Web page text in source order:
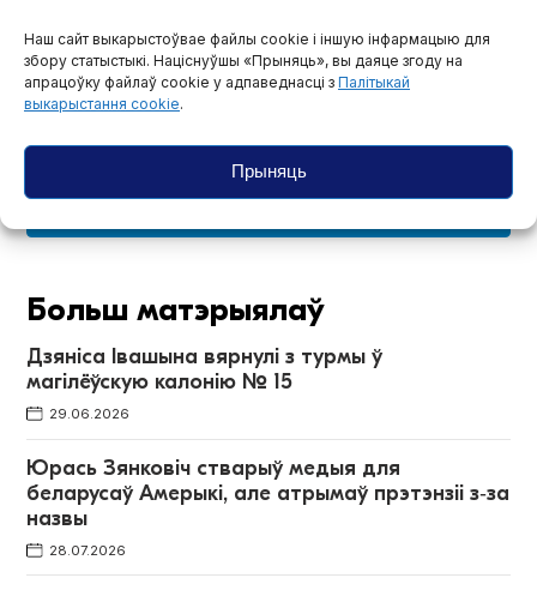
Наш сайт выкарыстоўвае файлы cookie і іншую інфармацыю для
збору статыстыкі. Націснуўшы «Прыняць», вы даяце згоду на
апрацоўку файлаў cookie у адпаведнасці з Палітыкай
выкарыстання cookie.
Прыняць
Самыя важныя навіны і матэрыялы ў
@bajmedia
Больш матэрыялаў
Дзяніса Івашына вярнулі з турмы ў
магілёўскую калонію № 15
29.06.2026
Юрась Зянковіч стварыў медыя для
беларусаў Амерыкі, але атрымаў прэтэнзіі з‑за
назвы
28.07.2026